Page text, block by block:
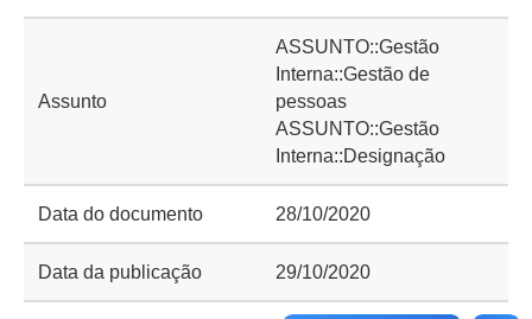
Assunto
ASSUNTO::Gestão
Interna::Gestão de
pessoas
ASSUNTO::Gestão
Interna::Designação
Data do documento 28/10/2020
Data da publicação 29/10/2020